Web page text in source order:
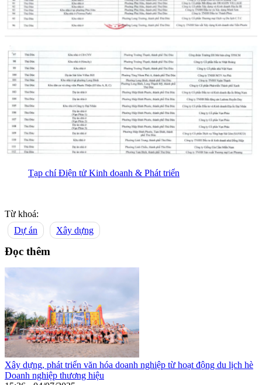
Tạp chí Điện tử Kinh doanh & Phát triển
Từ khoá:
Dự án
Xây dựng
Đọc thêm
Xây dựng, phát triển văn hóa doanh nghiệp từ hoạt động du lịch hè
Doanh nghiệp thương hiệu